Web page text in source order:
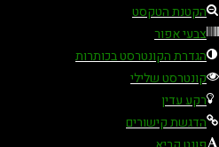
הקטנת הטקסט
צבעי אפור
הגדרת הקונטרסט בכותרות
קונטרסט שלילי
רקע עדין
הדגשת קישורים